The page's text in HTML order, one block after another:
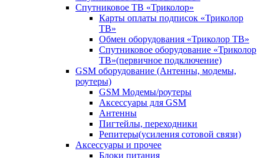
Спутниковое ТВ «Триколор»
Карты оплаты подписок «Триколор
ТВ»
Обмен оборудования «Триколор ТВ»
Спутниковое оборудование «Триколор
ТВ»(первичное подключение)
GSM оборудование (Антенны, модемы,
роутеры)
GSM Модемы/роутеры
Аксессуары для GSM
Антенны
Пигтейлы, переходники
Репитеры(усиления сотовой связи)
Аксессуары и прочее
Блоки питания